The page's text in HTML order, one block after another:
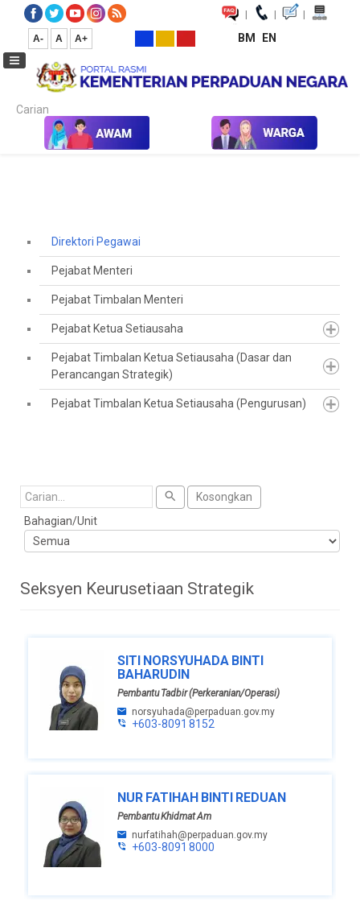
| | |
A- A A+ BM EN
Carian...
Laman Utama
Direktori Pegawai
Pejabat Menteri
Pejabat Timbalan Menteri
Pejabat Ketua Setiausaha
Pejabat Timbalan Ketua Setiausaha (Dasar dan
Perancangan Strategik)
Pejabat Timbalan Ketua Setiausaha (Pengurusan)
Cari
Kosongkan
Bahagian/Unit
Seksyen Keurusetiaan Strategik
SITI NORSYUHADA BINTI
BAHARUDIN
Pembantu Tadbir (Perkeranian/Operasi)
norsyuhada@perpaduan.gov.my
+603-8091 8152
NUR FATIHAH BINTI REDUAN
Pembantu Khidmat Am
nurfatihah@perpaduan.gov.my
+603-8091 8000